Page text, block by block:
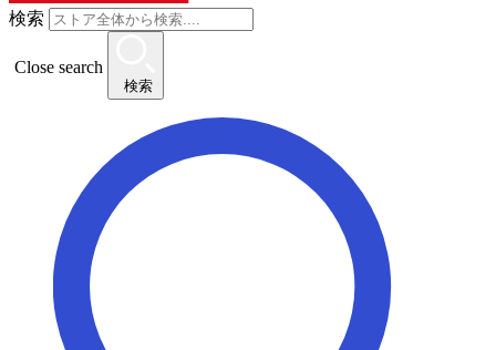
検索
Close search
検索